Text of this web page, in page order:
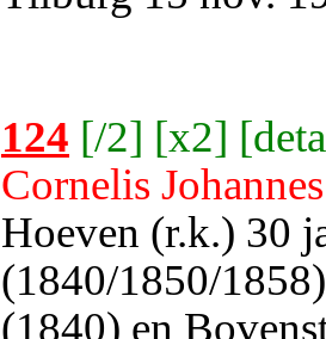
124 [/2] [x2] [
Cornelis
Hoeven (r.k.) 30
(1840/1850/
(1840) en